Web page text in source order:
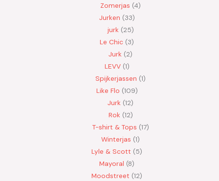
Zomerjas 4
Jurken 33
jurk 25
Le Chic 3
Jurk 2
LEVV 1
Spijkerjassen 1
Like Flo 109
Jurk 12
Rok 12
T-shirt & Tops 17
Winterjas 1
Lyle & Scott 5
Mayoral 8
Moodstreet 12